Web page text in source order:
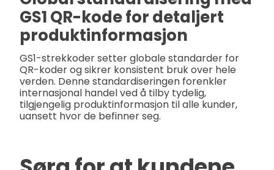
GS1 QR-kode for detaljert
produktinformasjon
GS1-strekkoder setter globale standarder for
QR-koder og sikrer konsistent bruk over hele
verden. Denne standardiseringen forenkler
internasjonal handel ved å tilby tydelig,
tilgjengelig produktinformasjon til alle kunder,
uansett hvor de befinner seg.